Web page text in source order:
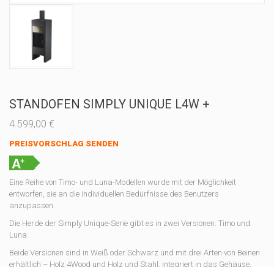
STANDOFEN SIMPLY UNIQUE L4W +
4.599,00 €
PREISVORSCHLAG SENDEN
Eine Reihe von Timo- und Luna-Modellen wurde mit der Möglichkeit
entworfen, sie an die individuellen Bedürfnisse des Benutzers
anzupassen.
Die Herde der Simply Unique-Serie gibt es in zwei Versionen: Timo und
Luna.
Beide Versionen sind in Weiß oder Schwarz und mit drei Arten von Beinen
erhältlich – Holz 4Wood und Holz und Stahl, integriert in das Gehäuse,